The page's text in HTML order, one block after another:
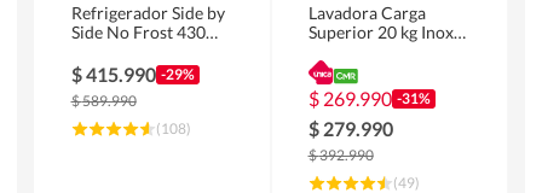
Refrigerador Side by
Side No Frost 430
MAS430B
$415.990 -29%
$589.990
(108)
Lavadora Carga
Superior 20 kg Inox
$ 269.990 -31%
$ 279.990
$392.990
(49)